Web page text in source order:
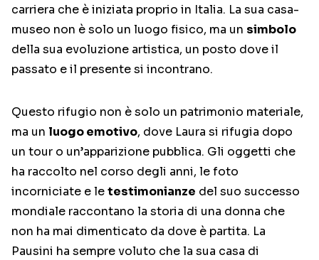
carriera che è iniziata proprio in Italia. La sua casa-
museo non è solo un luogo fisico, ma un simbolo
della sua evoluzione artistica, un posto dove il
passato e il presente si incontrano.
Questo rifugio non è solo un patrimonio materiale,
ma un luogo emotivo, dove Laura si rifugia dopo
un tour o un’apparizione pubblica. Gli oggetti che
ha raccolto nel corso degli anni, le foto
incorniciate e letestimonianze del suo successo
mondiale raccontano la storia di una donna che
non ha mai dimenticato da dove è partita. La
Pausini ha sempre voluto che la sua casa di